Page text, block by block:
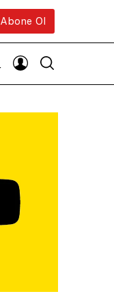
Abone Ol